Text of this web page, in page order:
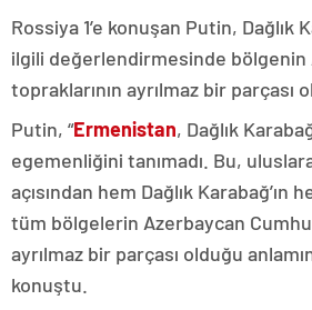
Rossiya 1’e konuşan Putin, Dağlık
ilgili değerlendirmesinde bölgenin
topraklarının ayrılmaz bir parçası
Putin, “Ermenistan, Dağlık
egemenliğini tanımadı. Bu,
açısından hem Dağlık Karabağ’ın
tüm bölgelerin Azerbaycan
ayrılmaz bir parçası olduğu
konuştu.